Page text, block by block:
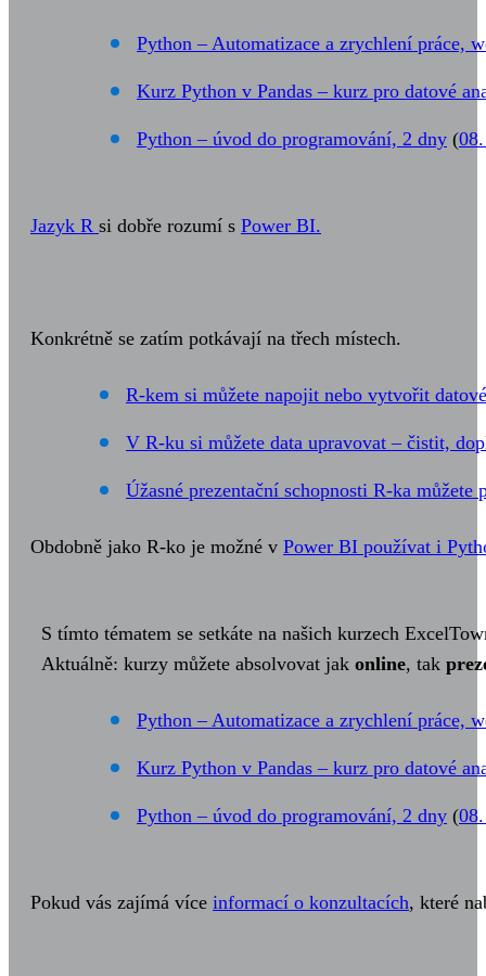
Python – Automatizace a zrychlení práce,
Kurz Python v Pandas – kurz pro datové
Python – úvod do programování, 2 dny (
Jazyk R si dobře rozumí s Power BI.
Konkrétně se zatím potkávají na třech místech.
R-kem si můžete napojit nebo vytvořit
V R-ku si můžete data upravovat – čistit,
Úžasné prezentační schopnosti R-ka
Obdobně jako R-ko je možné v Power BI používat i
S tímto tématem se setkáte na našich kurzech
Aktuálně: kurzy můžete absolvovat jak online, tak
Python – Automatizace a zrychlení práce,
Kurz Python v Pandas – kurz pro datové
Python – úvod do programování, 2 dny (
Pokud vás zajímá více informací o konzultacích, které